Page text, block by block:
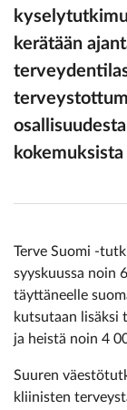
kerätään
Terve Suomi -
syyskuussa noin
täyttäneelle
kutsutaan lisäksi
ja heistä noin 4
Suuren
kliinisten